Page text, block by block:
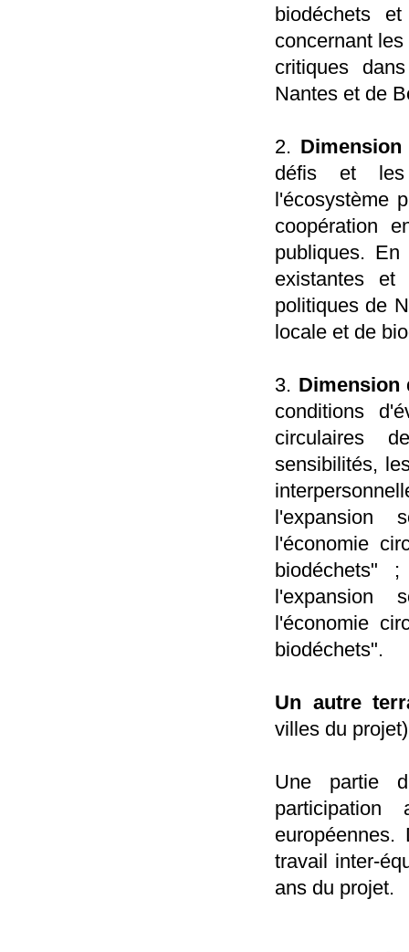
biodéchets
concernant
critiques
Nantes et de
2.
défis et les
l'écosystème
coopération
publiques. En
existantes
politiques de
locale et de
3. Dimension
conditions
circulaires
sensibilités,
l'expansion
l'économie
biodéchets"
l'expansion
l'économie
biodéchets".
Un autre
villes du
Une partie
travail inter-
ans du projet.